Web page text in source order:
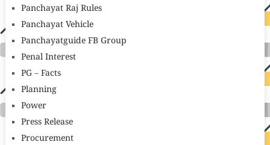
Panchayat Raj Rules
Panchayat Vehicle
Panchayatguide FB Group
Penal Interest
PG – Facts
Planning
Power
Press Release
Procurement